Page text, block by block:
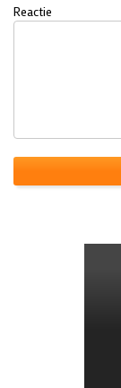
Reactie